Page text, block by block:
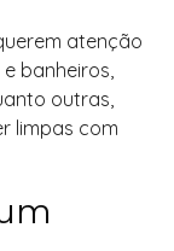
atenção
banheiros,
outras,
limpas com